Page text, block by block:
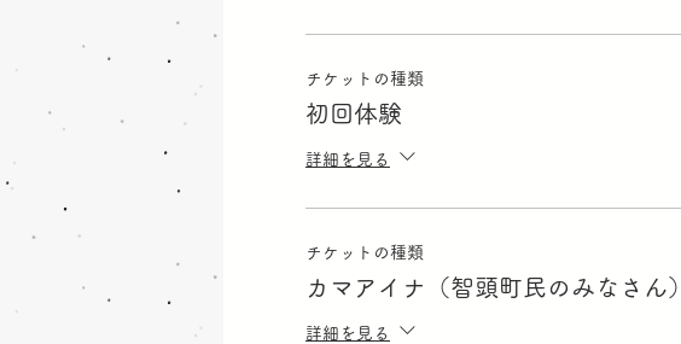
チケットの種類
初回体験
詳細を見る
チケットの種類
カマアイナ（智頭町民のみなさん）
詳細を見る